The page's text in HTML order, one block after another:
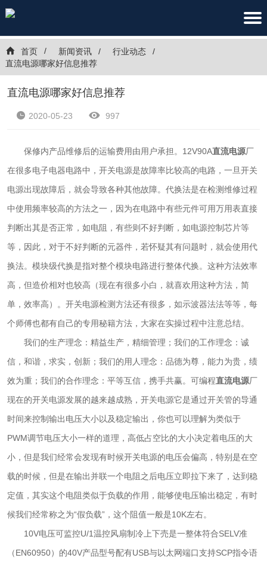
首页 新闻资讯
行业动态
直流电源哪家好信息推荐
直流电源哪家好信息推荐
2020-05-23 997
保修内产品维修后的运输费用由用户承担。12V90A直流电源厂
在很多电子电器电路中，开关电源是故障率比较高的电路，一旦开关
电源出现故障后，就会导致各种其他故障。代换法是在检测维修过程
中使用频率较高的方法之一，因为在电路中有些元件可用万用表直接
判断出其是否正常，如电阻，有些则不好判断，如电源控制芯片等
等，因此，对于不好判断的元器件，若怀疑其有问题时，就会使用代
换法。模块级代换是指对整个模块电路进行整体代换。这种方法效率
高，但造价相对也较高（现在有很多小白，就喜欢用这种方法，简
单，效率高）。开关电源检测方法还有很多，如示波器法法等等，每
个师傅也都有自己的专用秘籍方法，大家在实操过程中注意总结。
我们的生产理念：精益生产，精细管理；我们的工作理念：诚
信，和谐，求实，创新；我们的用人理念：品德为尊，能力为贵，绩
效为重；我们的合作理念：平等互信，携手共赢。可编程直流电源厂
现在的开关电源发展的越来越成熟，开关电源它是通过开关管的导通
时间来控制输出电压大小以及稳定输出，你也可以理解为类似于
PWM调节电压大小一样的道理，高低占空比的大小决定着电压的大
小，但是我们经常会发现有时候开关电源的电压会偏高，特别是在空
载的时候，但是在输出并联一个电阻之后电压立即拉下来了，达到稳
定值，其实这个电阻类似于负载的作用，能够使电压输出稳定，有时
候我们经常称之为“假负载”，这个阻值一般是10K左右。
10V电压可监控U/1温控风扇制冷上下売是一整体符合SELV准
（EN60950）的40V产品型号配有USB与以太网端口支持SCP指令语